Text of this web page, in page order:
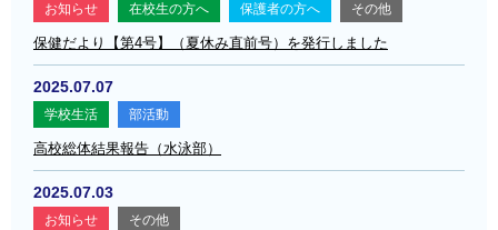
お知らせ 在校生の方へ 保護者の方へ その他
保健だより【第4号】（夏休み直前号）を発行しました
2025.07.07
学校生活 部活動
高校総体結果報告（水泳部）
2025.07.03
お知らせ その他